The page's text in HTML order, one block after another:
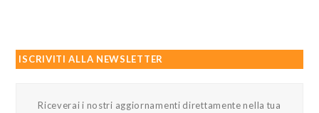
ISCRIVITI ALLA NEWSLETTER
Riceverai i nostri aggiornamenti direttamente nella tua